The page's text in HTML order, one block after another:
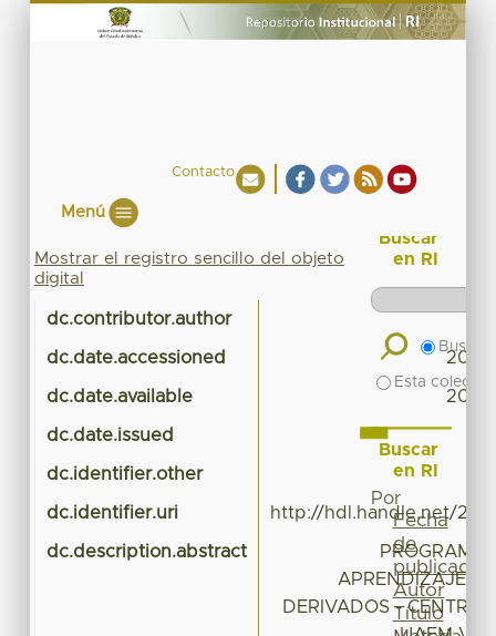
Contacto
Menú
Mostrar el registro sencillo del objeto
digital
dc.contributor.author
dc.date.accessioned 2015-
dc.date.available 2015-
dc.date.issued
dc.identifier.other
dc.identifier.uri http://hdl.handle.net/
dc.description.abstract
PROGRAMA
APRENDIZAJE
DERIVADOS - CENTRO
Buscar
en RI
Buscar
Esta
Buscar
en RI
Por
Fecha
de
publicación
Autor
Título